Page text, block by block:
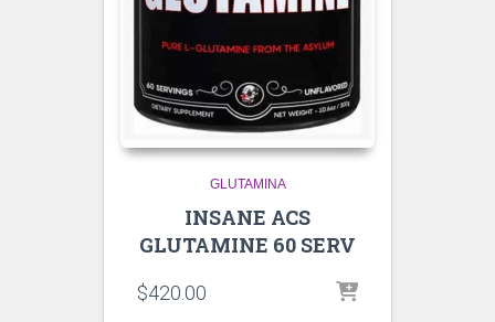
GLUTAMINA
INSANE ACS
GLUTAMINE 60 SERV
$420.00